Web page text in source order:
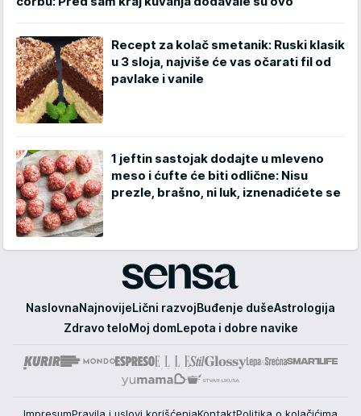
Recept za kolač smetanik: Ruski klasik
u 3 sloja, najviše će vas očarati fil od
pavlake i vanile
1 jeftin sastojak dodajte u mleveno
meso i ćufte će biti odlične: Nisu
prezle, brašno, ni luk, iznenadićete se
Sensa
NaslovnaNajnovijeLični razvojBuđenje dušeAstrologija
Zdravo teloMoj domLepota i dobre navike